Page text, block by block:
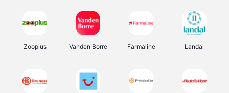
Zooplus Vanden Borre Farmaline Landal